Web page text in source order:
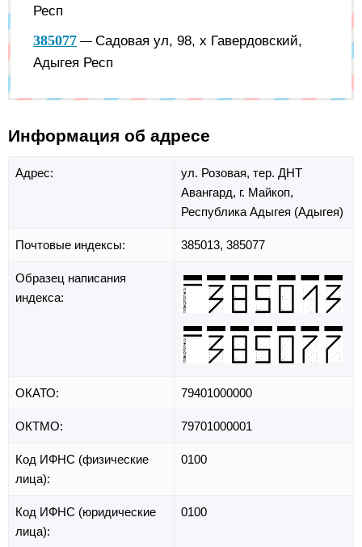
Респ
385077 — Садовая ул, 98, х Гавердовский,
Адыгея Респ
Информация об адресе
Адрес: ул. Розовая, тер. ДНТ
Авангард, г. Майкоп,
Республика Адыгея (Адыгея)
Почтовые индексы: 385013, 385077
Образец написания
индекса:
ОКАТО: 79401000000
ОКТМО: 79701000001
Код ИФНС (физические
лица):
0100
Код ИФНС (юридические
лица):
0100